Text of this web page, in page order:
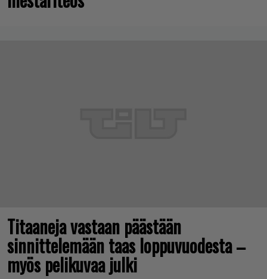
Titaaneja vastaan päästään
sinnittelemään taas loppuvuodesta –
myös pelikuvaa julki